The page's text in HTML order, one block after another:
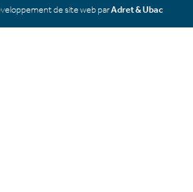
de site web parAdret & Ubac